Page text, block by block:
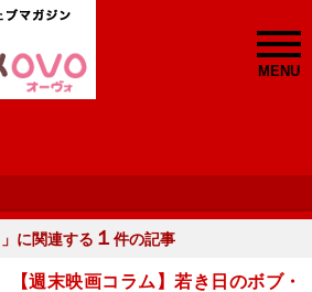
MENU
」に関連する １ 件の記事
【週末映画コラム】若き日のボブ・